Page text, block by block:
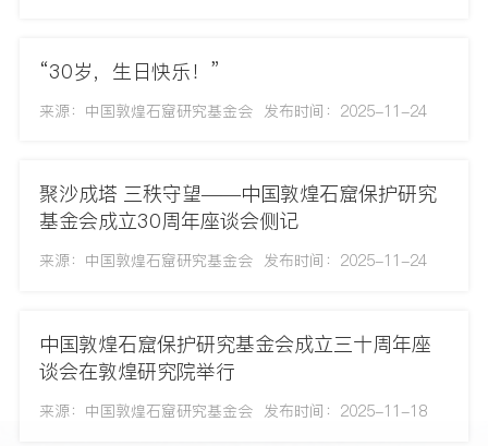
“30岁，生日快乐！”
来源：中国敦煌石窟研究基金会 发布时间：2025-11-24
聚沙成塔 三秩守望——中国敦煌石窟保护研究
基金会成立30周年座谈会侧记
来源：中国敦煌石窟研究基金会 发布时间：2025-11-24
中国敦煌石窟保护研究基金会成立三十周年座
谈会在敦煌研究院举行
来源：中国敦煌石窟研究基金会 发布时间：2025-11-18